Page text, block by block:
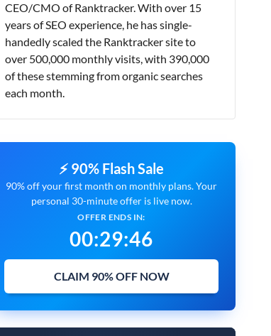
CEO/CMO of Ranktracker. With over 15
years of SEO experience, he has single-
handedly scaled the Ranktracker site to
over 500,000 monthly visits, with 390,000
of these stemming from organic searches
each month.
⚡ 90% Flash Sale
90% off your first month on monthly plans. Your
personal 30-minute offer is live now.
OFFER ENDS IN:
00:29:45
CLAIM 90% OFF NOW